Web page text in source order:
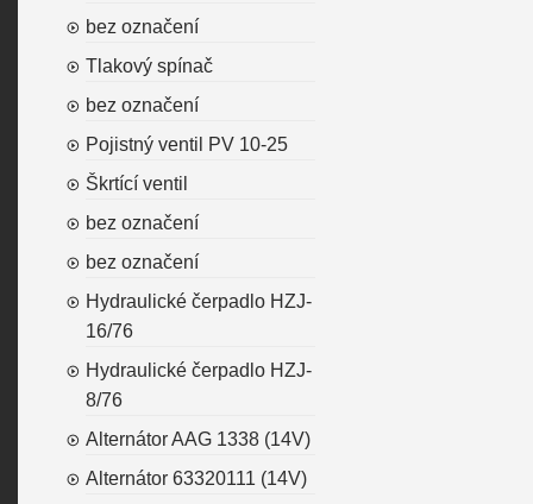
bez označení
Tlakový spínač
bez označení
Pojistný ventil PV 10-25
Škrtící ventil
bez označení
bez označení
Hydraulické čerpadlo HZJ-
16/76
Hydraulické čerpadlo HZJ-
8/76
Alternátor AAG 1338 (14V)
Alternátor 63320111 (14V)